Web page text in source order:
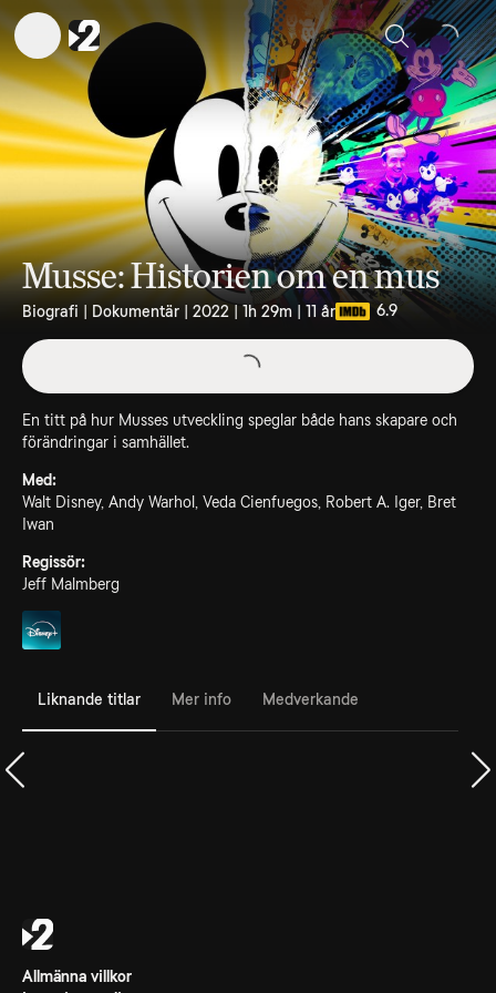
Sök
Musse: Historien om en mus
Biografi | Dokumentär | 2022 | 1h 29m | 11 år 6.9
En titt på hur Musses utveckling speglar både hans skapare och
förändringar i samhället.
Med:
Walt Disney, Andy Warhol, Veda Cienfuegos, Robert A. Iger, Bret
Iwan
Regissör:
Jeff Malmberg
Liknande titlar Mer info Medverkande
Allmänna villkor